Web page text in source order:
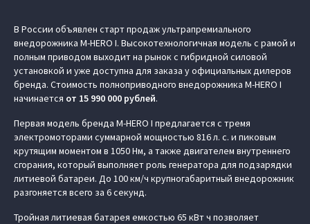
В России объявлен старт продаж ультрапремиального
внедорожника M-HERO I. Высокотехнологичная модель с рамой и
полным приводом выходит на рынок с гибридной силовой
установкой и уже доступна для заказа у официальных дилеров
бренда. Стоимость полноприводного внедорожника M‑HERO I
начинается от 15 990 000 рублей.
Первая модель бренда M‑HERO I предлагается с тремя
электромоторами суммарной мощностью 816 л. с. и пиковым
крутящим моментом в 1050 Нм, а также двигателем внутреннего
сгорания, который выполняет роль генератора для подзарядки
литиевой батареи. До 100 км/ч крупногабаритный внедорожник
разгоняется всего за 6 секунд.
Тройная литиевая батарея емкостью 65 кВт ч позволяет